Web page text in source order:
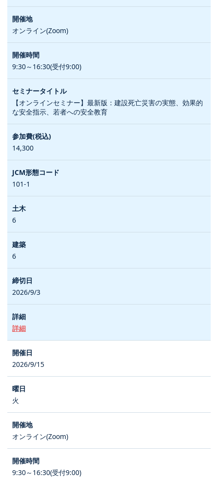
オンライン(Zoom)
9:30～16:30(受付9:00)
【オンラインセミナー】最新版：建設死亡災害の実態、効果的
な安全指示、若者への安全教育
14,300
101-1
6
6
2026/9/3
詳細
2026/9/15
火
オンライン(Zoom)
9:30～16:30(受付9:00)